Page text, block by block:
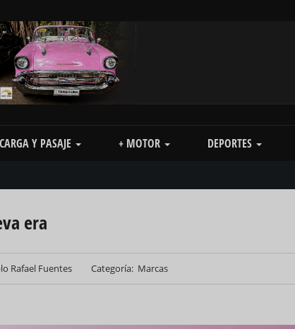
CARGA Y PASAJE + MOTOR DEPORTES
era
Rafael Fuentes Categoría Marcas